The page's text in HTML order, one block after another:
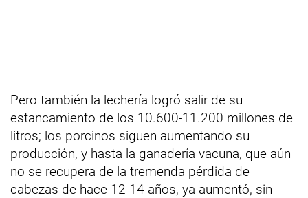
Pero también la lechería logró salir de su
estancamiento de los 10.600-11.200 millones de
litros; los porcinos siguen aumentando su
producción, y hasta la ganadería vacuna, que aún
no se recupera de la tremenda pérdida de
cabezas de hace 12-14 años, ya aumentó, sin